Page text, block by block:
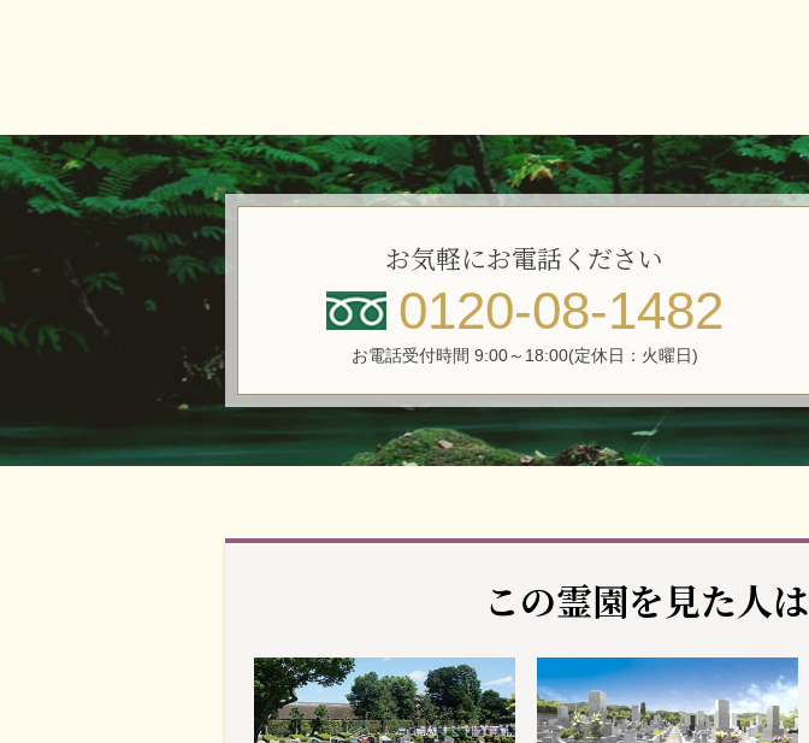
お気軽にお電話ください
0120-08-1482
お電話受付時間 9:00～18:00(定休日：火曜日)
この霊園を見た人は